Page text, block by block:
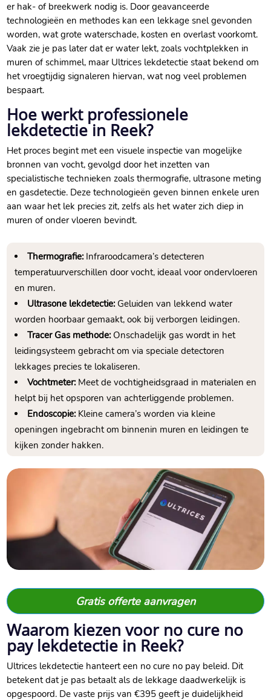
er hak- of breekwerk nodig is. Door geavanceerde
technologieën en methodes kan een lekkage snel gevonden
worden, wat grote waterschade, kosten en overlast voorkomt.
Vaak zie je pas later dat er water lekt, zoals vochtplekken in
muren of schimmel, maar Ultrices lekdetectie staat bekend om
het vroegtijdig signaleren hiervan, wat nog veel problemen
bespaart.
Hoe werkt professionele
lekdetectie in Reek?
Het proces begint met een visuele inspectie van mogelijke
bronnen van vocht, gevolgd door het inzetten van
specialistische technieken zoals thermografie, ultrasone meting
en gasdetectie. Deze technologieën geven binnen enkele uren
aan waar het lek precies zit, zelfs als het water zich diep in
muren of onder vloeren bevindt.
Thermografie:Infraroodcamera’s detecteren
temperatuurverschillen door vocht, ideaal voor ondervloeren
en muren.
Ultrasone lekdetectie:Geluiden van lekkend water
worden hoorbaar gemaakt, ook bij verborgen leidingen.
Tracer Gas methode:Onschadelijk gas wordt in het
leidingsysteem gebracht om via speciale detectoren
lekkages precies te lokaliseren.
Vochtmeter:Meet de vochtigheidsgraad in materialen en
helpt bij het opsporen van achterliggende problemen.
Endoscopie:Kleine camera’s worden via kleine
openingen ingebracht om binnenin muren en leidingen te
kijken zonder hakken.
Gratis offerte aanvragen
Waarom kiezen voor no cure no
pay lekdetectie in Reek?
Ultrices lekdetectie hanteert een no cure no pay beleid. Dit
betekent dat je pas betaalt als de lekkage daadwerkelijk is
opgespoord. De vaste prijs van €395 geeft je duidelijkheid